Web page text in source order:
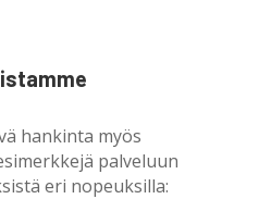
hankinta myös
palveluun
eri nopeuksilla: